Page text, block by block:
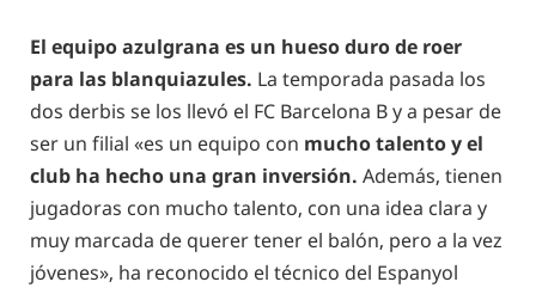
El equipo azulgrana es un hueso duro de roer
para las blanquiazules. La temporada pasada los
dos derbis se los llevó el FC Barcelona B y a pesar de
ser un filial «es un equipo con mucho talento y el
club ha hecho una gran inversión. Además, tienen
jugadoras con mucho talento, con una idea clara y
muy marcada de querer tener el balón, pero a la vez
jóvenes», ha reconocido el técnico del Espanyol